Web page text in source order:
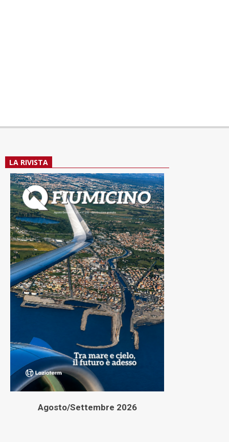
LA RIVISTA
Agosto/Settembre 2026